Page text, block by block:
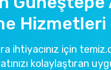
Hizmetleri
ihtiyacınız için
kolaylaştıran